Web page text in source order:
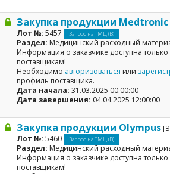
Закупка продукции Medtronic
Лот №: 5457 Запрос на ТМЦ (В)
Раздел: Медицинский расходный
Информация о заказчике доступна
поставщикам!
Необходимо авторизоваться или
профиль поставщика.
Дата начала: 31.03.2025 00:00:00
Дата завершения: 04.04.2025 12:00:00
Закупка продукции Olympus
Лот №: 5460 Запрос на ТМЦ (В)
Раздел: Медицинский расходный
Информация о заказчике доступна
поставщикам!